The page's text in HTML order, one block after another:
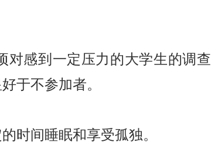
对感到一定压力的大学生的调查
于不参加者。
时间睡眠和享受孤独。